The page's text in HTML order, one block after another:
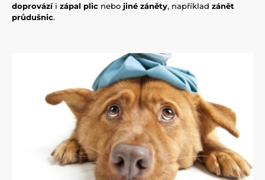
doprovázíi zápal plic nebo jiné záněty, například zánět
průdušnic.